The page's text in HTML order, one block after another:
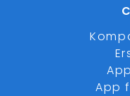
App